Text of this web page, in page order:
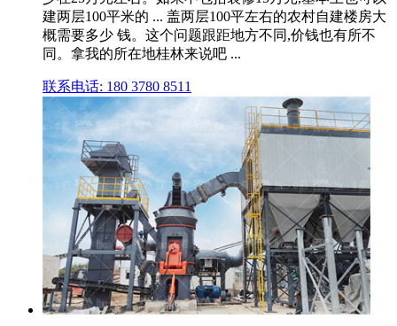
建两层100平米的 ... 盖两层100平左右的农村自建楼房大
概需要多少 钱。这个问题跟距地方不同,价钱也有所不
同。拿我的所在地桂林来说吧 ...
联系电话: 180 3780 8511